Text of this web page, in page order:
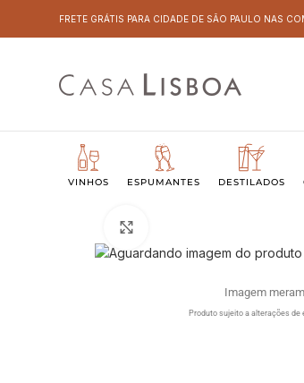
FRETE GRÁTIS PARA CIDADE DE SÃO PAULO NAS
VINHOS ESPUMANTES DESTILADOS
Imagem
Produto sujeito a alterações de